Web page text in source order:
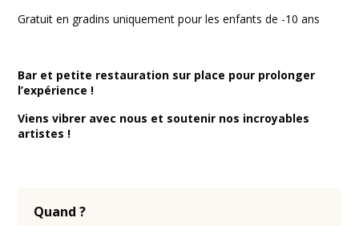
Gratuit en gradins uniquement pour les enfants de -10 ans
Bar et petite restauration sur place pour prolonger
l’expérience !
Viens vibrer avec nous et soutenir nos incroyables
artistes !
Quand ?